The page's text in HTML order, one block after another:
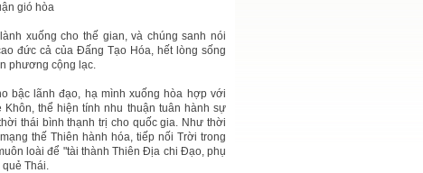
gió hòa
xuống cho thế gian, và chúng sanh nói
đức cả của Đấng Tạo Hóa, hết lòng sống
phương cộng lạc.
bậc lãnh đạo, hạ mình xuống hòa hợp với
thể hiện tính nhu thuận tuân hành sự
thái bình thạnh trị cho quốc gia. Như thời
thế Thiên hành hóa, tiếp nối Trời trong
loài để "tài thành Thiên Địa chi Đạo, phụ
Thái.